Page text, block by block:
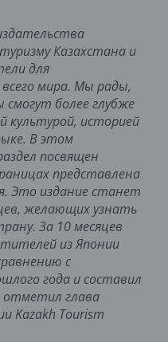
Казахстана и
для
мира. Мы рады,
более глубже
культурой, историей
В этом
посвящен
представлена
Это издание станет
желающих узнать
За 10 месяцев
из Японии
с
года и составил
отметил глава
Kazakh Tourism